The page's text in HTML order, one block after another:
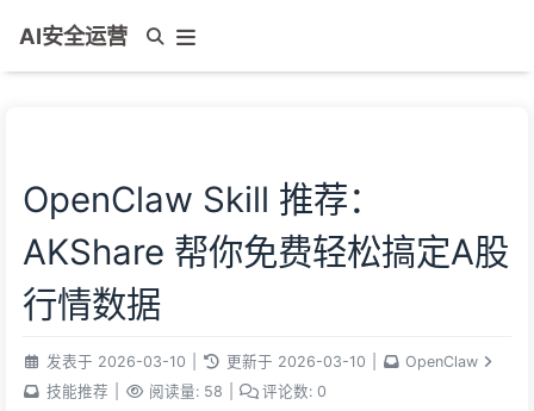
AI安全运营
OpenClaw Skill 推荐：
AKShare 帮你免费轻松搞定A股
行情数据
发表于 2026-03-10 更新于 2026-03-10
OpenClaw
技能推荐
阅读量: 58 评论数: 0